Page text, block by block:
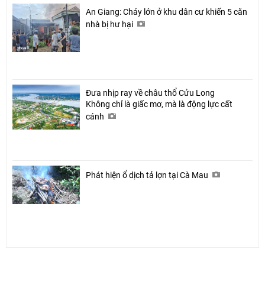
An Giang: Cháy lớn ở khu dân cư khiến 5 căn
nhà bị hư hại
Đưa nhịp ray về châu thổ Cửu Long
Không chỉ là giấc mơ, mà là động lực cất
cánh
Phát hiện ổ dịch tả lợn tại Cà Mau